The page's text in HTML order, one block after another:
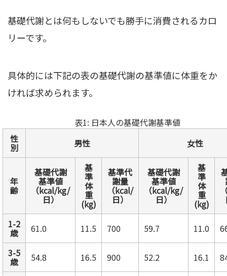
基礎代謝とは何もしないでも勝手に消費されるカロ
リーです。
具体的には下記の表の基礎代謝の基準値に体重をか
ければ求められます。
表1: 日本人の基礎代謝基準値
性
別 男性 女性
年
齢
基礎代謝
基準値
（kcal/kg/
日）
基
準
体
重
(kg)
基準代
謝量
（kcal/
日）
基礎代謝
基準値
（kcal/kg/
日）
基
準
体
重
(kg)
1-2
歳 61.0 11.5 700 59.7 11.0
3-5
歳 54.8 16.5 900 52.2 16.1